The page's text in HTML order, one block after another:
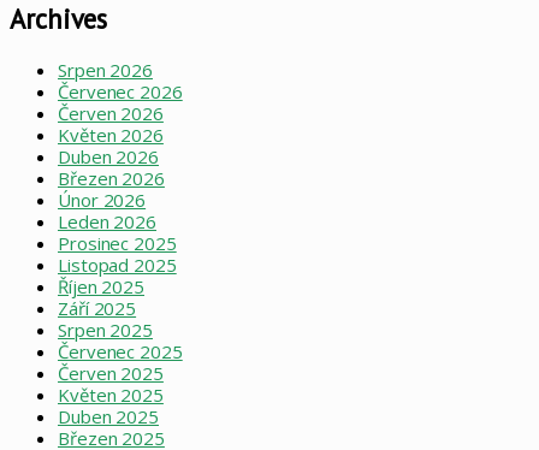
Archives
Srpen 2026
Červenec 2026
Červen 2026
Květen 2026
Duben 2026
Březen 2026
Únor 2026
Leden 2026
Prosinec 2025
Listopad 2025
Říjen 2025
Září 2025
Srpen 2025
Červenec 2025
Červen 2025
Květen 2025
Duben 2025
Březen 2025